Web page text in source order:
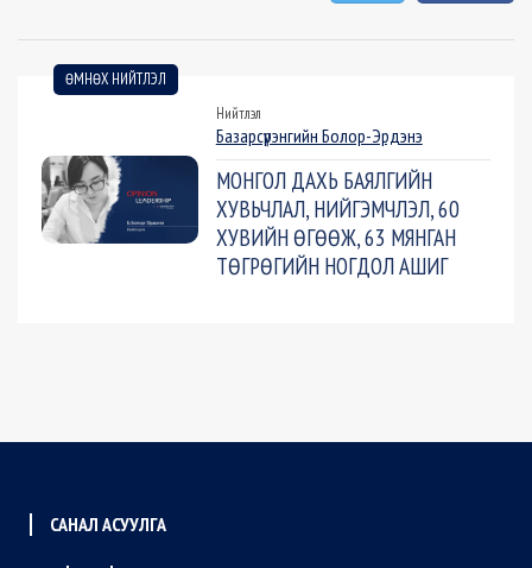
ӨМНӨХ НИЙТЛЭЛ
Нийтлэл
Базарсүрэнгийн Болор-Эрдэнэ
МОНГОЛ ДАХЬ БАЯЛГИЙН
ХУВЬЧЛАЛ, НИЙГЭМЧЛЭЛ, 60
ХУВИЙН ӨГӨӨЖ, 63 МЯНГАН
ТӨГРӨГИЙН НОГДОЛ АШИГ
САНАЛ АСУУЛГА